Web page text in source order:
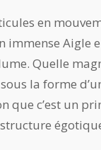
en
immense
Quelle
la forme
que c’est un